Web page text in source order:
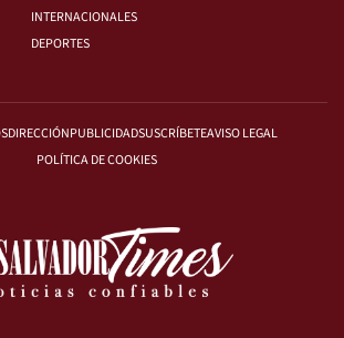
INTERNACIONALES
DEPORTES
DIRECCIÓNPUBLICIDADSUSCRÍBETEAVISO LEGAL
POLÍTICA DE COOKIES